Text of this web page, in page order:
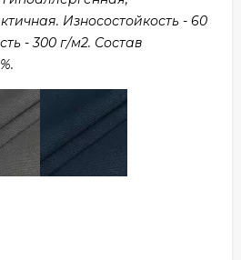
Износостойкость - 60
- 300 г/м2. Состав